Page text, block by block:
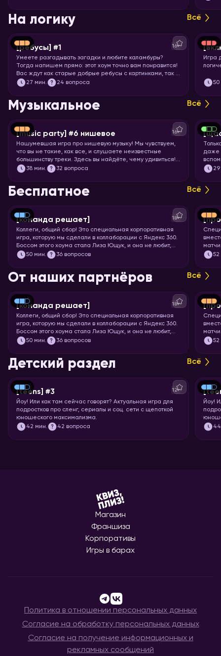
На логику Всё
[ребусы] #1 16+
Умеете разгадывать загадки и любите каламбуры?
Тогда напишем прямо: этот хоум точно вам понравится!
Вас ждут как старые добрые ребусы с картинками, так и
вопросы с визуальными подсказками. Вспоминайте, что
27 мин. 24 вопроса
Игра
50
Музыкальное Всё
[music party] #6 нишевое 16+
Нашумевшая игра про нишевую музыку! Мы чувствуем,
что вы не такие, как все, и слушаете неизвестные
большинству треки. Здесь вы найдёте, чему удивиться!
Настраивайте слух на изысканную непопулярную музыку
38 мин. 32 вопроса
даже
29
Бесплатное Всё
[команда решает] 18+
Коллеги, общий сбор! Это специальная корпоративная
игра, которую мы сделали в коллаборации с Яндекс 360.
Боссом этого хоума стала Лиза Ющук, и она не любит,
когда вы откладываете задачку в долгий ящик. Так что
тимбилдиться. Вас ждёт 5 раундов вопросов на разные
темы, ответить на которые поможет слаженная работа.
Тот случай, когда команда действительно решает!
50 мин. 36 вопросов 52
От наших партнёров Всё
[команда решает] 18+
Коллеги, общий сбор! Это специальная корпоративная
игра, которую мы сделали в коллаборации с Яндекс 360.
Боссом этого хоума стала Лиза Ющук, и она не любит,
когда вы откладываете задачку в долгий ящик. Так что
тимбилдиться. Вас ждёт 5 раундов вопросов на разные
темы, ответить на которые поможет слаженная работа.
Тот случай, когда команда действительно решает!
50 мин. 36 вопросов 52
Детский раздел Всё
[teens] #3 12+
Йоу! Или как там сейчас говорят? Актуальная игра для
подростков про сленг, сериалы и соц. сети с щепоткой
юношеского максимализма.
42 мин. 42 вопроса
Йоу!
44
Магазин
Франшиза
Корпоративы
Игры в барах
Политика в отношении персональных данных
Согласие на обработку персональных данных
Согласие на получение информационных и
рекламных сообщений